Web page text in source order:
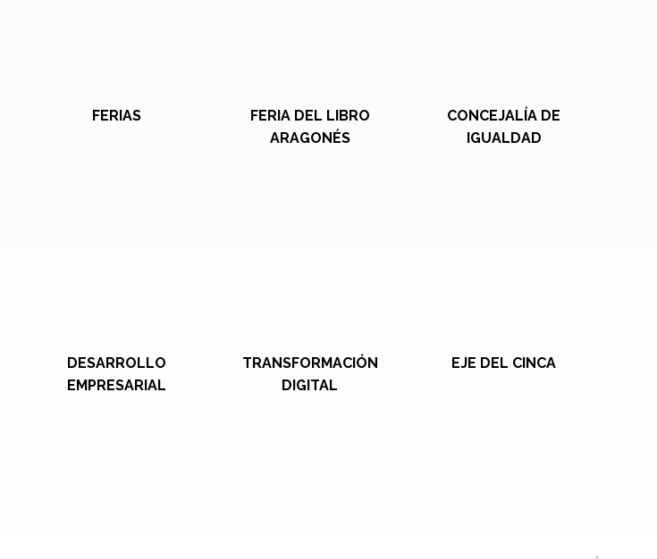
FERIAS
FERIA DEL LIBRO
ARAGONÉS
CONCEJALÍA DE
IGUALDAD
DESARROLLO
EMPRESARIAL
TRANSFORMACIÓN
DIGITAL
EJE DEL CINCA